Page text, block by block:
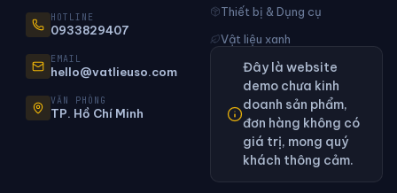
HOTLINE
0933829407
EMAIL
hello@vatlieuso.com
VĂN PHÒNG
TP. Hồ Chí Minh
Thiết bị & Dụng cụ
Vật liệu xanh
Đây là website
demo chưa kinh
doanh sản phẩm,
đơn hàng không có
giá trị, mong quý
khách thông cảm.